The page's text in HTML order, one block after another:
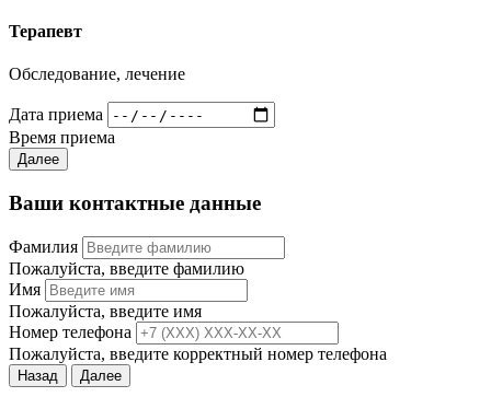
Терапевт
Обследование, лечение
Дата приема
Время приема
Далее
Ваши контактные данные
Фамилия
Пожалуйста, введите фамилию
Имя
Пожалуйста, введите имя
Номер телефона
Пожалуйста, введите корректный номер телефона
Назад Далее